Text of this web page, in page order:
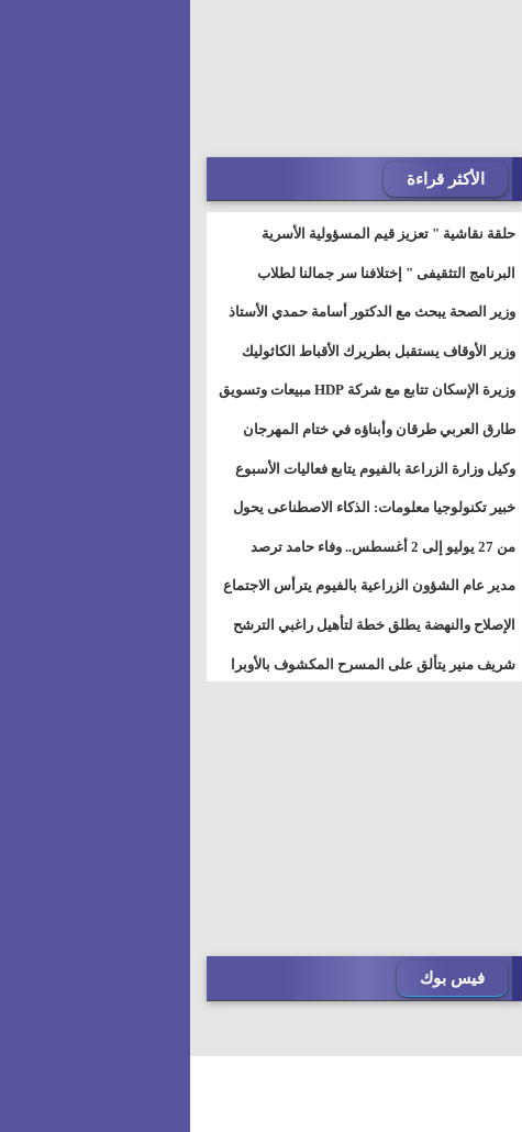
الأكثر قراءة
حلقة نقاشية " تعزيز قيم المسؤولية الأسرية
البرنامج التثقيفى " إختلافنا سر جمالنا لطلاب
وطالبات ذوى الهمهم" بمدارس التربية الخاصة
وزير الصحة يبحث مع الدكتور أسامة حمدي الأستاذ
بجامعة هارفارد توسيع برامج التوعية بمرض السكري
وزير الأوقاف يستقبل بطريرك الأقباط الكاثوليك
وزيرة الإسكان تتابع مع شركة HDP مبيعات وتسويق
مشروعات المدن الجديدة
طارق العربي طرقان وأبناؤه في ختام المهرجان
الصيفي للموسيقى والغناء بالمسرح المكشوف
وكيل وزارة الزراعة بالفيوم يتابع فعاليات الأسبوع
خبير تكنولوجيا معلومات: الذكاء الاصطناعى يحول
المستخدم إلى سلعة فى اقتصاد الانتباه
من 27 يوليو إلى 2 أغسطس.. وفاء حامد ترصد
تأثيرات أقوى الاتصالات الفلكية على الأبراج
مدير عام الشؤون الزراعية بالفيوم يترأس الاجتماع
الدوري لمتابعة الحصر الحيازي الجديدة
الإصلاح والنهضة يطلق خطة لتأهيل راغبي الترشح
للمجالس الشعبية المحلية ويستعرض خطط أماناته
بالمحافظات
شريف منير يتألق على المسرح المكشوف بالأوبرا
فيس بوك